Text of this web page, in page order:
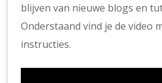
blijven van nieuwe blogs en
Onderstaand vind je de video
instructies.